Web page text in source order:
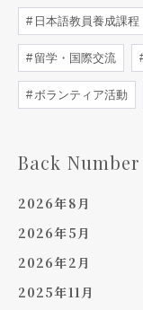
日本語教員養成課程
留学・国際交流
ボランティア活動
Back Number
2026年8月
2026年5月
2026年2月
2025年11月